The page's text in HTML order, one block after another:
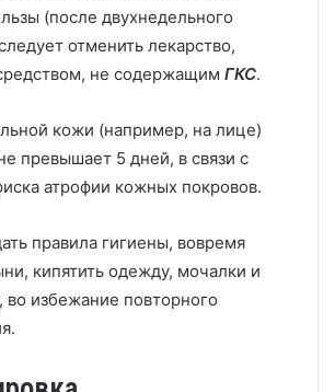
(после двухнедельного
отменить лекарство,
не содержащим ГКС.
кожи (например, на лице)
превышает 5 дней, в связи с
атрофии кожных покровов.
правила гигиены, вовремя
кипятить одежду, мочалки и
избежание повторного